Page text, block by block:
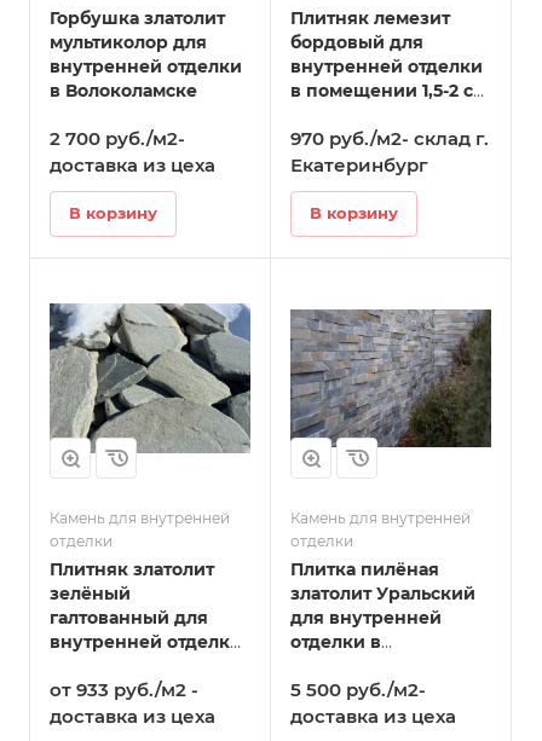
Горбушка златолит
мультиколор для
внутренней отделки
в Волоколамске
2 700 руб./м2-
доставка из цеха
В корзину
Плитняк лемезит
бордовый для
внутренней отделки
в помещении 1,5-2 см
970 руб./м2- склад г.
Екатеринбург
В корзину
Камень для внутренней
отделки
Плитняк златолит
зелёный
галтованный для
внутренней отделки
от 933 руб./м2 -
доставка из цеха
Камень для внутренней
отделки
Плитка пилёная
златолит Уральский
для внутренней
отделки в
5 500 руб./м2-
доставка из цеха